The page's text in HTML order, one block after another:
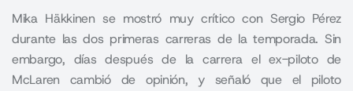
Mika Häkkinen se mostró muy crítico con Sergio Pérez
durante las dos primeras carreras de la temporada. Sin
embargo, días después de la carrera el ex-piloto de
McLaren cambió de opinión, y señaló que el piloto